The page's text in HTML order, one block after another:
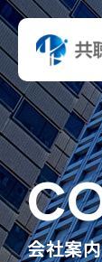
会社案内